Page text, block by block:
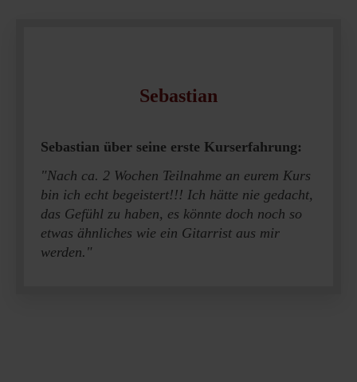
Sebastian
Sebastian über seine erste Kurserfahrung:
"Nach ca. 2 Wochen Teilnahme an eurem Kurs
bin ich echt begeistert!!! Ich hätte nie gedacht,
das Gefühl zu haben, es könnte doch noch so
etwas ähnliches wie ein Gitarrist aus mir
werden."